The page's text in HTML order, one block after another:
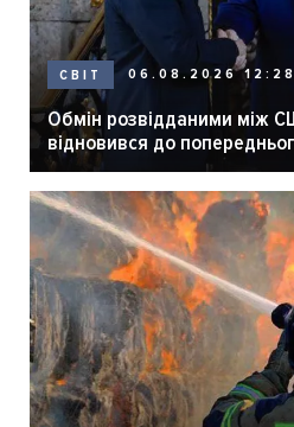
СВІТ 06.08.2026 12:28
Обмін розвідданими між
відновився до